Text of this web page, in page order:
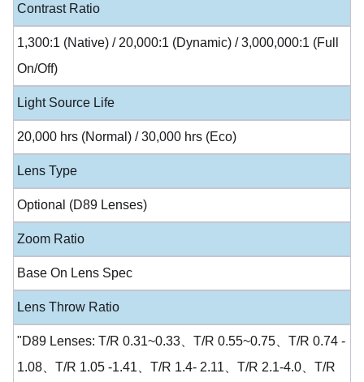
Contrast Ratio
1,300:1 (Native) / 20,000:1 (Dynamic) / 3,000,000:1 (Full
On/Off)
Light Source Life
20,000 hrs (Normal) / 30,000 hrs (Eco)
Lens Type
Optional (D89 Lenses)
Zoom Ratio
Base On Lens Spec
Lens Throw Ratio
"D89 Lenses: T/R 0.31~0.33、T/R 0.55~0.75、T/R 0.74 -
1.08、T/R 1.05 -1.41、T/R 1.4- 2.11、T/R 2.1-4.0、T/R